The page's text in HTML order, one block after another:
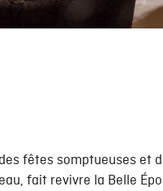
fêtes somptueuses et
fait revivre la Belle